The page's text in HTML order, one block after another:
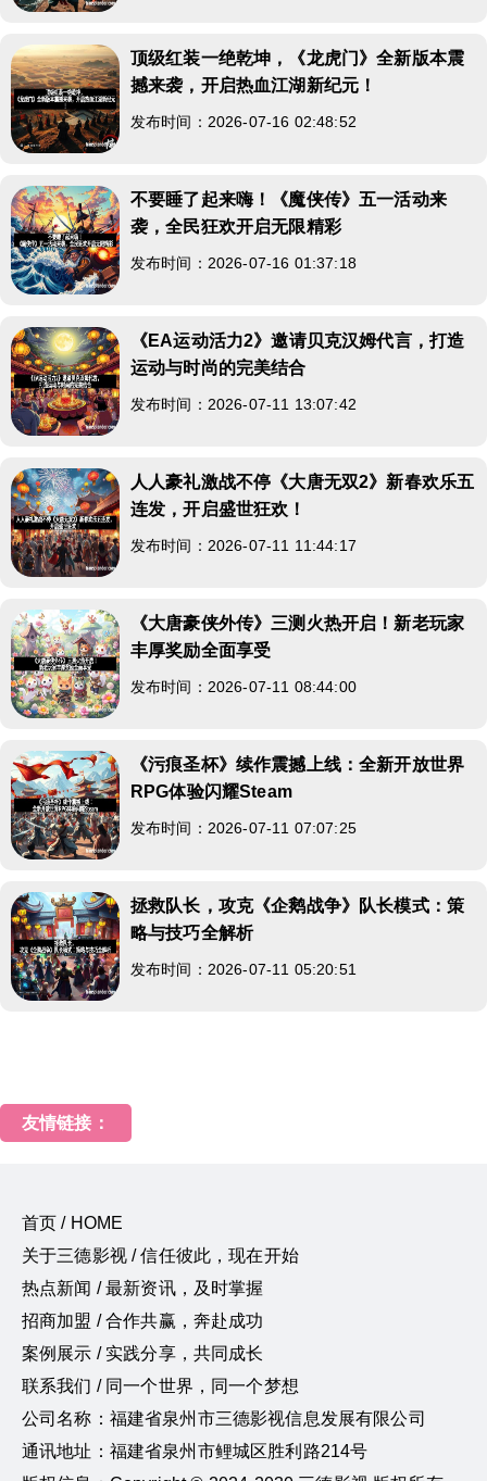
顶级红装一绝乾坤，《龙虎门》全新版本震
撼来袭，开启热血江湖新纪元！
发布时间：2026-07-16 02:48:52
不要睡了起来嗨！《魔侠传》五一活动来
袭，全民狂欢开启无限精彩
发布时间：2026-07-16 01:37:18
《EA运动活力2》邀请贝克汉姆代言，打造
运动与时尚的完美结合
发布时间：2026-07-11 13:07:42
人人豪礼激战不停《大唐无双2》新春欢乐五
连发，开启盛世狂欢！
发布时间：2026-07-11 11:44:17
《大唐豪侠外传》三测火热开启！新老玩家
丰厚奖励全面享受
发布时间：2026-07-11 08:44:00
《污痕圣杯》续作震撼上线：全新开放世界
RPG体验闪耀Steam
发布时间：2026-07-11 07:07:25
拯救队长，攻克《企鹅战争》队长模式：策
略与技巧全解析
发布时间：2026-07-11 05:20:51
友情链接：
首页 / HOME
关于三德影视 / 信任彼此，现在开始
热点新闻 / 最新资讯，及时掌握
招商加盟 / 合作共赢，奔赴成功
案例展示 / 实践分享，共同成长
联系我们 / 同一个世界，同一个梦想
公司名称：福建省泉州市三德影视信息发展有限公司
通讯地址：福建省泉州市鲤城区胜利路214号